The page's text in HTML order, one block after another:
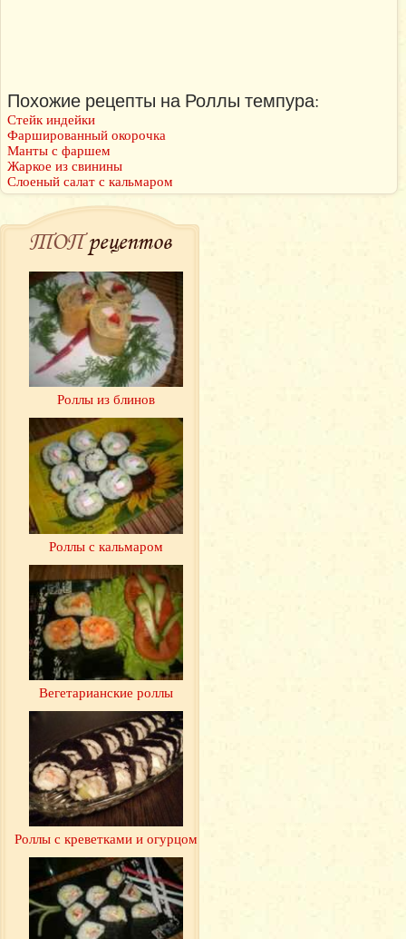
Похожие рецепты на Роллы темпура:
Стейк индейки
Фаршированный окорочка
Манты с фаршем
Жаркое из свинины
Слоеный салат с кальмаром
ТОПрецептов
Роллы из блинов
Роллы с кальмаром
Вегетарианские роллы
Роллы с креветками и огурцом